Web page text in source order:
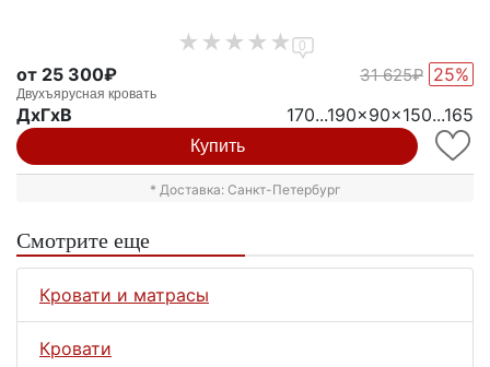
0
от 25 300₽ 31 625₽ 25%
Двухъярусная кровать
ДxГxВ 170...190x90x150...165
Купить
* Доставка: Санкт-Петербург
Смотрите еще
Кровати и матрасы
Кровати